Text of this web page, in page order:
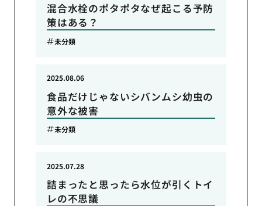
混合水栓のポタポタなぜ起こる予防
策はある？
未分類
食品だけじゃないシバンムシ幼虫の
意外な被害
2025.08.06
未分類
詰まったと思ったら水位が引くトイ
レの不思議
2025.07.28